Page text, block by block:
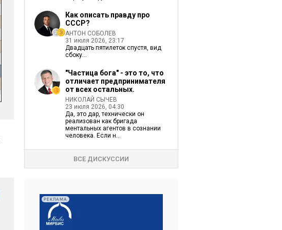
Как описать правду про
СССР?
АНТОН СОБОЛЕВ
31 июля 2026, 23:17
Двадцать пятилеток спустя, вид
сбоку...
"Частица бога" - это то, что
отличает предпринимателя
от всех остальных.
НИКОЛАЙ СЫЧЕВ
23 июля 2026, 04:30
Да, это дар, технически он
реализован как бригада
ментальных агентов в сознании
человека. Если н...
ВСЕ ДИСКУССИИ
РЕКЛАМА